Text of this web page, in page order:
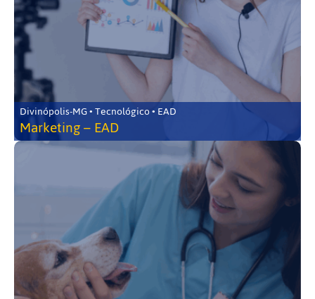
Divinópolis-MG • Tecnológico • EAD
Marketing – EAD